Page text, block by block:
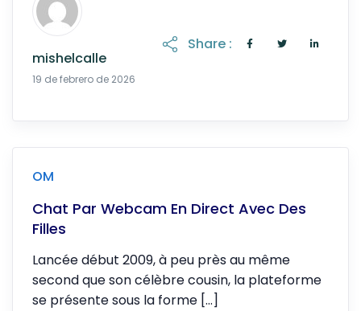
mishelcalle
19 de febrero de 2026
Share :
OM
Chat Par Webcam En Direct Avec Des
Filles
Lancée début 2009, à peu près au même
second que son célèbre cousin, la plateforme
se présente sous la forme […]